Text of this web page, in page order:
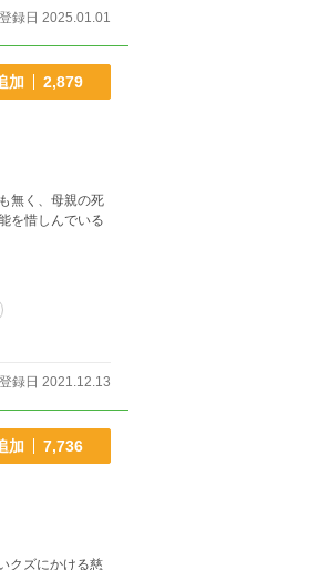
登録日 2025.01.01
加 2,879
無く、母親の死
を惜しんでいる
登録日 2021.12.13
加 7,736
クズにかける慈